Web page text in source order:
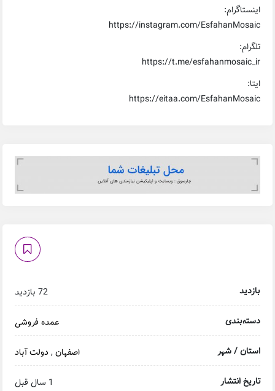
اینستاگرام:
https://instagram.com/EsfahanMosaic
تلگرام:
https://t.me/esfahanmosaic_ir
ایتا:
https://eitaa.com/EsfahanMosaic
بازدید 72 بازدید
دسته‌بندی عمده فروشی
استان / شهر اصفهان, دولت آباد
تاریخ انتشار 1 سال قبل